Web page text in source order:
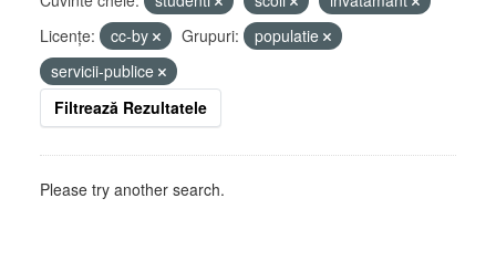
Licenţe:
cc-by Grupuri:
populatie
servicii-publice
Filtrează Rezultatele
Please try another search.